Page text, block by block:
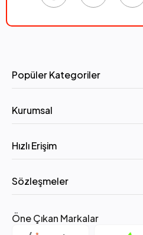
Popüler Kategoriler
Kurumsal
Hızlı Erişim
Sözleşmeler
Öne Çıkan Markalar